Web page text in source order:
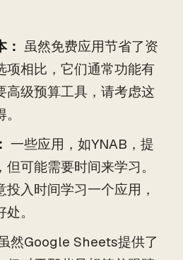
虽然免费应用节省了资
项相比，它们通常功能有
高级预算工具，请考虑这
一些应用，如YNAB，提
可能需要时间来学习。
投入时间学习一个应用，
。
然Google Sheets提供了